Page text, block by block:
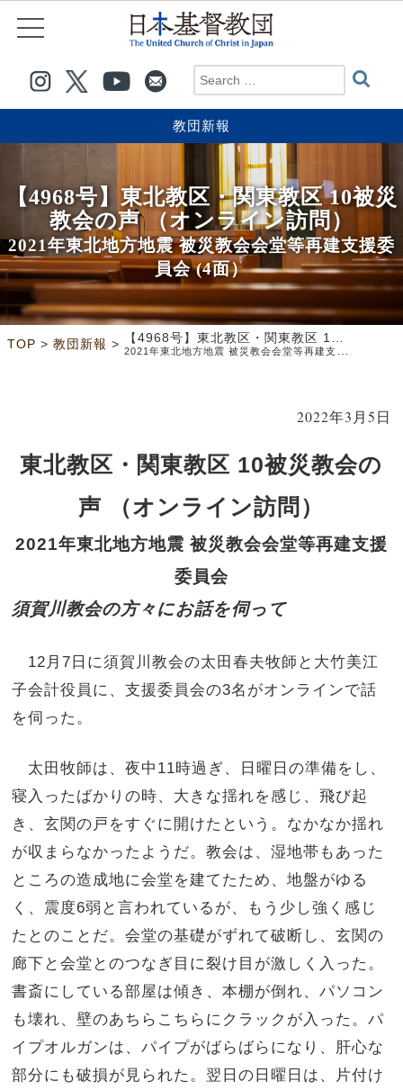
教団新報
【4968号】東北教区・関東教区 10被災
教会の声 （オンライン訪問）
2021年東北地方地震 被災教会会堂等再建支援委
員会 (4面）
TOP > 教団新報 > 【4968号】東北教区・関東教区 10被災教会の声 （オンライン訪問）
2021年東北地方地震 被災教会会堂等再建支援委員会 (4面）
2022年3月5日
東北教区・関東教区 10被災教会の
声 （オンライン訪問）
2021年東北地方地震 被災教会会堂等再建支援
委員会
須賀川教会の方々にお話を伺って
12月7日に須賀川教会の太田春夫牧師と大竹美江
子会計役員に、支援委員会の3名がオンラインで話
を伺った。
太田牧師は、夜中11時過ぎ、日曜日の準備をし、
寝入ったばかりの時、大きな揺れを感じ、飛び起
き、玄関の戸をすぐに開けたという。なかなか揺れ
が収まらなかったようだ。教会は、湿地帯もあった
ところの造成地に会堂を建てたため、地盤がゆる
く、震度6弱と言われているが、もう少し強く感じ
たとのことだ。会堂の基礎がずれて破断し、玄関の
廊下と会堂とのつなぎ目に裂け目が激しく入った。
書斎にしている部屋は傾き、本棚が倒れ、パソコン
も壊れ、壁のあちらこちらにクラックが入った。パ
イプオルガンは、パイプがばらばらになり、肝心な
部分にも破損が見られた。翌日の日曜日は、片付け